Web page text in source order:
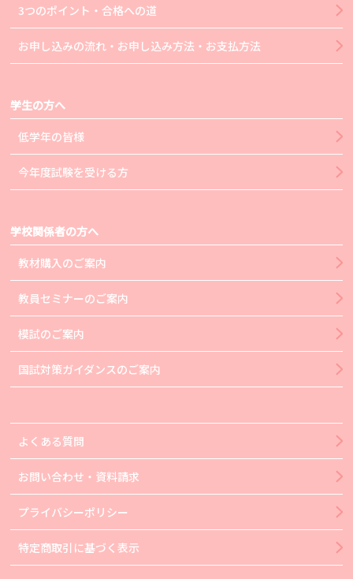
3つのポイント・合格への道
お申し込みの流れ・お申し込み方法・お支払方法
学生の方へ
低学年の皆様
今年度試験を受ける方
学校関係者の方へ
教材購入のご案内
教員セミナーのご案内
模試のご案内
国試対策ガイダンスのご案内
よくある質問
お問い合わせ・資料請求
プライバシーポリシー
特定商取引に基づく表示